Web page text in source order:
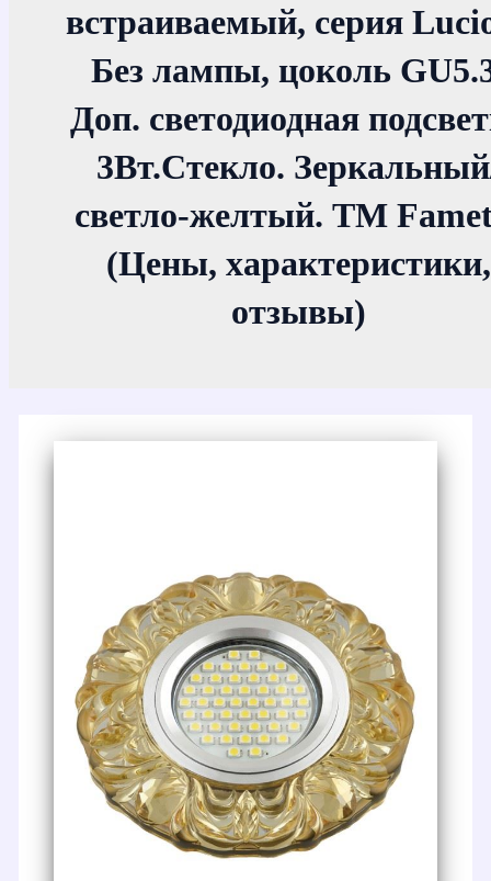
встраиваемый, серия
Без лампы, цоколь
Доп. светодиодная
3Вт.Стекло.
светло-желтый. ТМ
(Цены, характеристики,
отзывы)